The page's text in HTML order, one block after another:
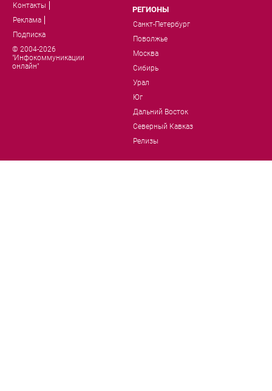
Контакты
Реклама
Подписка
© 2004-2026
"Инфокоммуникации
онлайн"
РЕГИОНЫ
Санкт-Петербург
Поволжье
Москва
Сибирь
Урал
Юг
Дальний Восток
Северный Кавказ
Релизы